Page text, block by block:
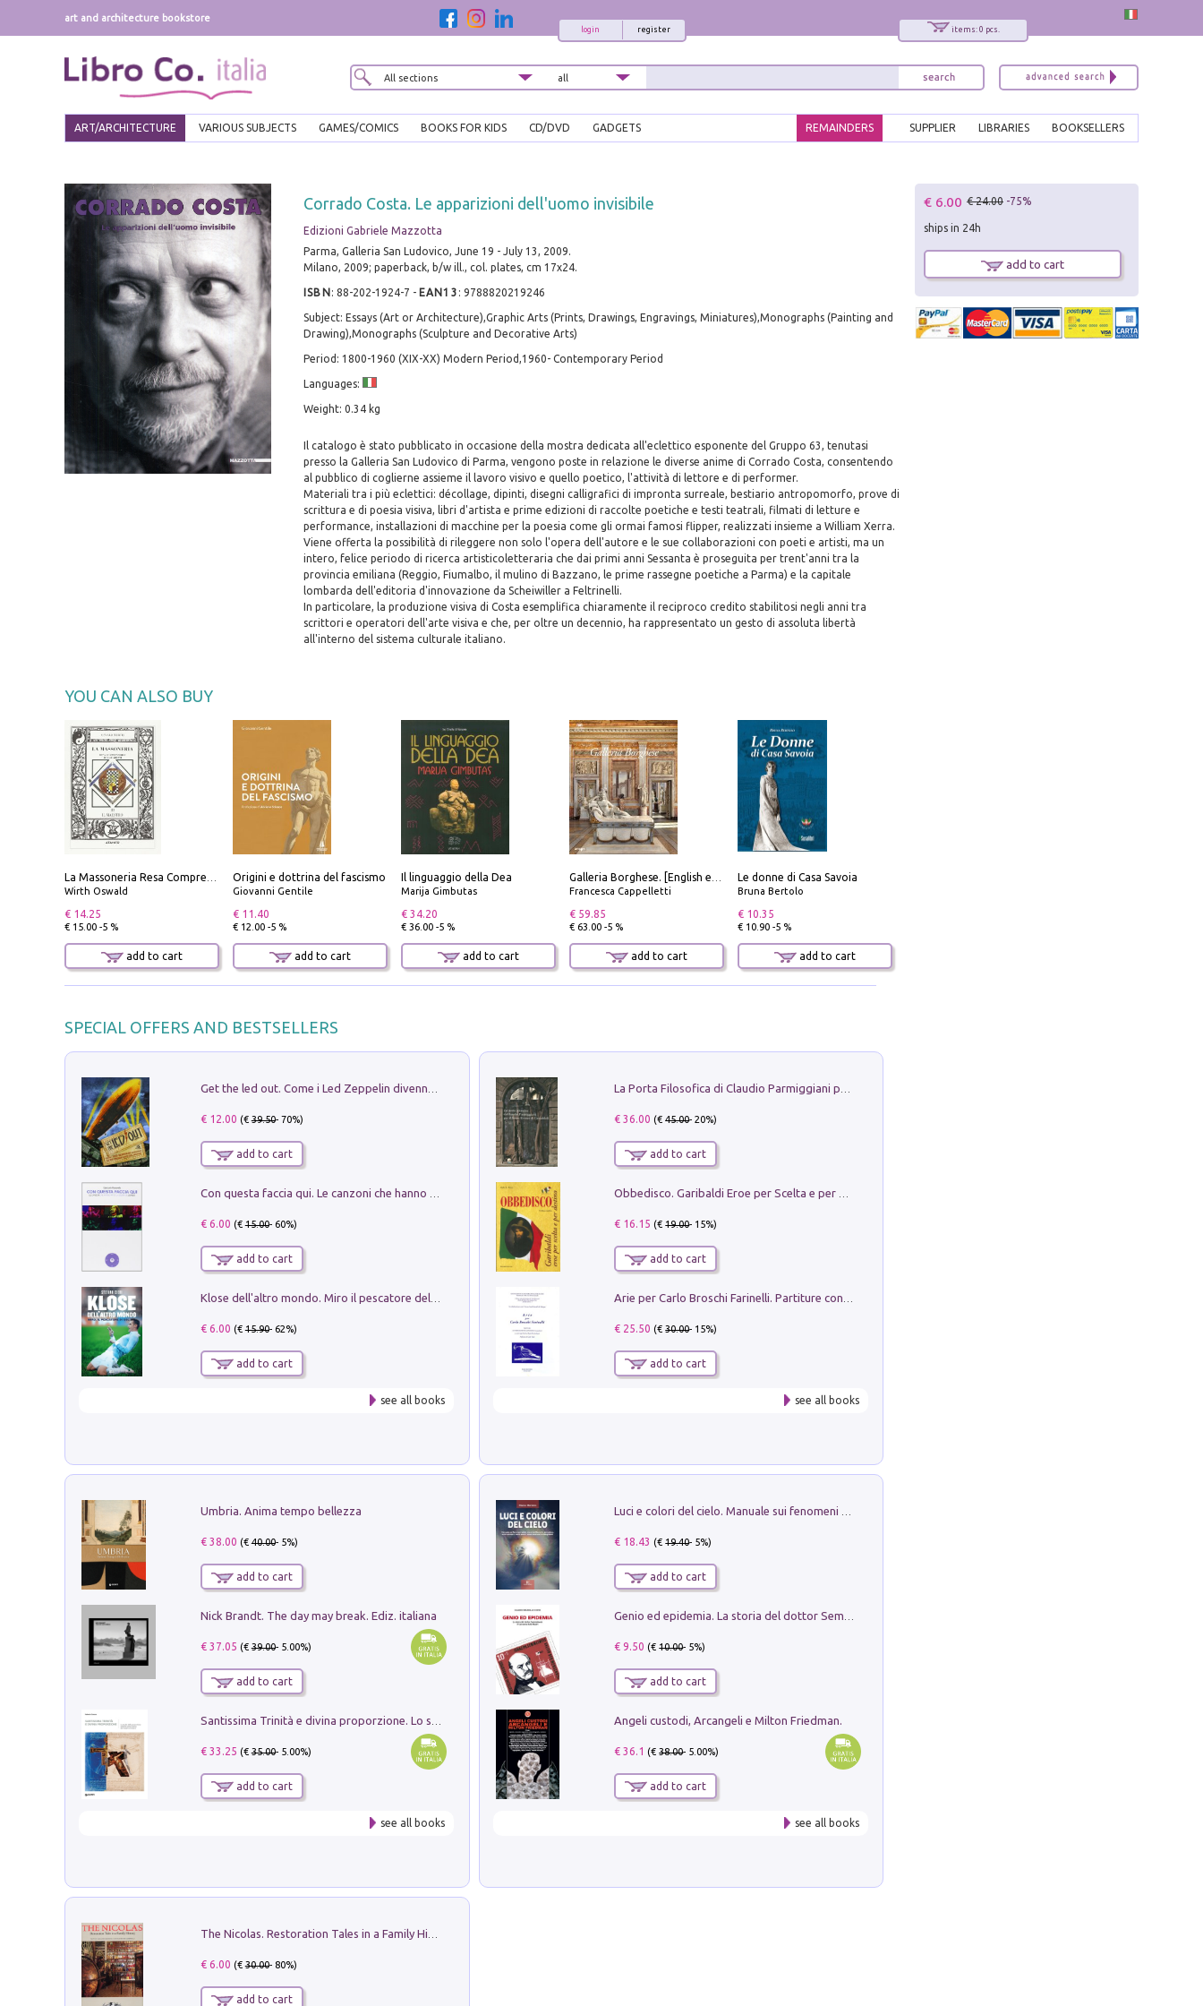
art and architecture bookstore
items: 0 pcs.
register
login
ART/ARCHITECTURE VARIOUS SUBJECTS GAMES/COMICS BOOKS FOR KIDS CD/DVD GADGETS BOOKSELLERS
LIBRARIES
SUPPLIER
REMAINDERS
Corrado Costa. Le apparizioni dell'uomo invisibile
Edizioni Gabriele Mazzotta
Parma, Galleria San Ludovico, June 19 - July 13, 2009.
Milano, 2009; paperback, b/w ill., col. plates, cm 17x24.
ISBN : 88-202-1924-7 - EAN13 : 9788820219246
Subject: Essays (Art or Architecture),Graphic Arts (Prints, Drawings, Engravings, Miniatures),Monographs (Painting and
Drawing),Monographs (Sculpture and Decorative Arts)
Period: 1800-1960 (XIX-XX) Modern Period,1960- Contemporary Period
Languages:
Weight: 0.34 kg
Il catalogo è stato pubblicato in occasione della mostra dedicata all'eclettico esponente del Gruppo 63, tenutasi
presso la Galleria San Ludovico di Parma, vengono poste in relazione le diverse anime di Corrado Costa, consentendo
al pubblico di coglierne assieme il lavoro visivo e quello poetico, l'attività di lettore e di performer.
Materiali tra i più eclettici: décollage, dipinti, disegni calligrafici di impronta surreale, bestiario antropomorfo, prove di
scrittura e di poesia visiva, libri d'artista e prime edizioni di raccolte poetiche e testi teatrali, filmati di letture e
performance, installazioni di macchine per la poesia come gli ormai famosi flipper, realizzati insieme a William Xerra.
Viene offerta la possibilità di rileggere non solo l'opera dell'autore e le sue collaborazioni con poeti e artisti, ma un
intero, felice periodo di ricerca artisticoletteraria che dai primi anni Sessanta è proseguita per trent'anni tra la
provincia emiliana (Reggio, Fiumalbo, il mulino di Bazzano, le prime rassegne poetiche a Parma) e la capitale
lombarda dell'editoria d'innovazione da Scheiwiller a Feltrinelli.
In particolare, la produzione visiva di Costa esemplifica chiaramente il reciproco credito stabilitosi negli anni tra
scrittori e operatori dell'arte visiva e che, per oltre un decennio, ha rappresentato un gesto di assoluta libertà
all'interno del sistema culturale italiano.
YOU CAN ALSO BUY
Wirth Oswald
€ 14.25
€ 15.00 -5 %
add to cart
Origini e dottrina del fascismo
Giovanni Gentile
€ 11.40
€ 12.00 -5 %
add to cart
Il linguaggio della Dea
Marija Gimbutas
€ 34.20
€ 36.00 -5 %
add to cart
Francesca Cappelletti
€ 59.85
€ 63.00 -5 %
add to cart
Le donne di Casa Savoia
Bruna Bertolo
€ 10.35
€ 10.90 -5 %
add to cart
SPECIAL OFFERS AND BESTSELLERS
€ 12.00 (€39.50- 70%)
add to cart
€ 6.00 (€15.00- 60%)
add to cart
Klose dell'altro mondo. Miro il pescatore del goal
€ 6.00 (€15.90- 62%)
add to cart
see all books
€ 36.00 (€45.00- 20%)
add to cart
€ 16.15 (€19.00- 15%)
add to cart
€ 25.50 (€30.00- 15%)
add to cart
see all books
Umbria. Anima tempo bellezza
€ 38.00 (€40.00- 5%)
add to cart
Nick Brandt. The day may break. Ediz. italiana
€ 37.05 (€39.00- 5.00%)
add to cart
€ 33.25 (€35.00- 5.00%)
add to cart
see all books
€ 18.43 (€19.40- 5%)
add to cart
€ 9.50 (€10.00- 5%)
add to cart
Angeli custodi, Arcangeli e Milton Friedman.
€ 36.1 (€38.00- 5.00%)
add to cart
see all books
€ 6.00 (€30.00- 80%)
add to cart
€ 6.00 € 24.00 -75%
ships in 24h
add to cart
x
Interessato ai nostri libri?
Sarai informato delle nostre novità, potrai
comunque cancellarti quando desideri.
modulo di iscrizione